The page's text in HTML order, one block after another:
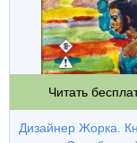
Читать
Дизайнер Жорка.